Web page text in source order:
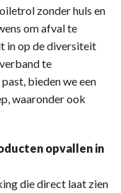
zonder huls en
om afval te
in op de diversiteit
te
bieden we een
waaronder ook
opvallen in
die direct laat zien